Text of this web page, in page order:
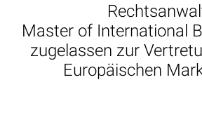
Master of International
zugelassen zur
Europäischen